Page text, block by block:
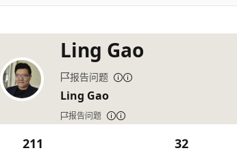
Ling Gao
报告问题
Ling Gao
报告问题
211 32